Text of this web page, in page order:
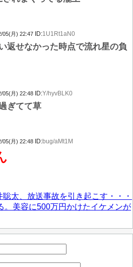
05(月) 22:47 ID:1U1Rt1aN0
返せなかった時点で流れ星の負
05(月) 22:48 ID:Y/hyvBLK0
ぎてて草
05(月) 22:48 ID:bug/aMt1M
聡太、放送事故を引き起こす・・・
。美容に500万円かけたイケメンが